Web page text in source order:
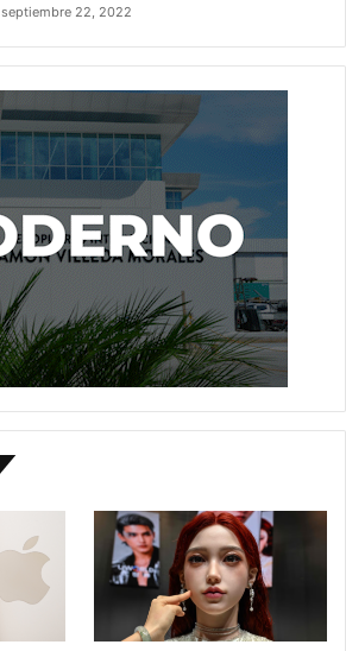
septiembre 22, 2022